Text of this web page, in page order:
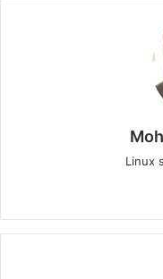
Linux